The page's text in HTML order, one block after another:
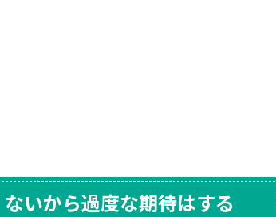
いから過度な期待はする